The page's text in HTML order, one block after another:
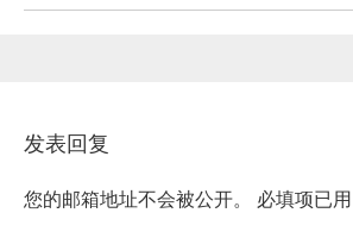
发表回复
您的邮箱地址不会被公开。 必填项已用